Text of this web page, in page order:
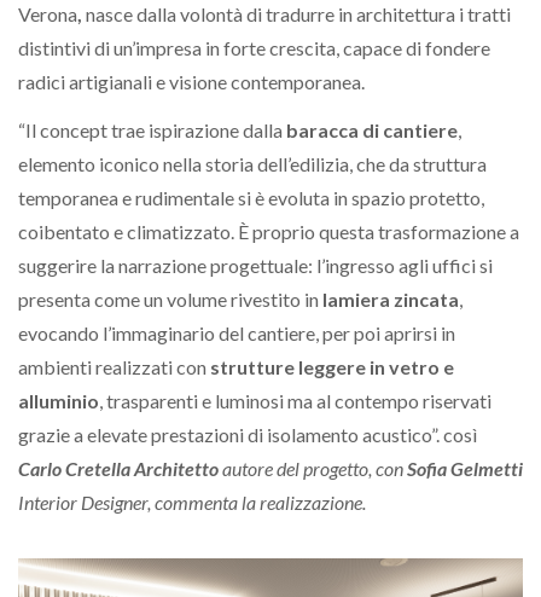
Verona nasce dalla volontà di tradurre in architettura i tratti
distintivi di un’impresa in forte crescita, capace di fondere
radici artigianali e visione contemporanea.
“Il concept trae ispirazione dalla baracca di cantiere
elemento iconico nella storia dell’edilizia, che da struttura
temporanea e rudimentale si è evoluta in spazio protetto,
coibentato e climatizzato. È proprio questa trasformazione a
suggerire la narrazione progettuale: l’ingresso agli uffici si
presenta come un volume rivestito in lamiera zincata
evocando l’immaginario del cantiere, per poi aprirsi in
ambienti realizzati con strutture leggere in vetro e
alluminio , trasparenti e luminosi ma al contempo riservati
grazie a elevate prestazioni di isolamento acustico”. così
Carlo Cretella Architettoautore del progetto, con Sofia Gelmetti
Interior Designer, commenta la realizzazione.